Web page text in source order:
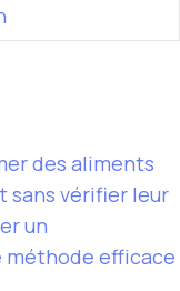
des aliments
sans vérifier leur
un
efficace